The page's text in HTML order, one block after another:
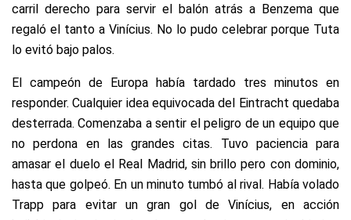
carril derecho para servir el balón atrás a Benzema que
regaló el tanto a Vinícius. No lo pudo celebrar porque Tuta
lo evitó bajo palos.
El campeón de Europa había tardado tres minutos en
responder. Cualquier idea equivocada del Eintracht quedaba
desterrada. Comenzaba a sentir el peligro de un equipo que
no perdona en las grandes citas. Tuvo paciencia para
amasar el duelo el Real Madrid, sin brillo pero con dominio,
hasta que golpeó. En un minuto tumbó al rival. Había volado
Trapp para evitar un gran gol de Vinícius, en acción